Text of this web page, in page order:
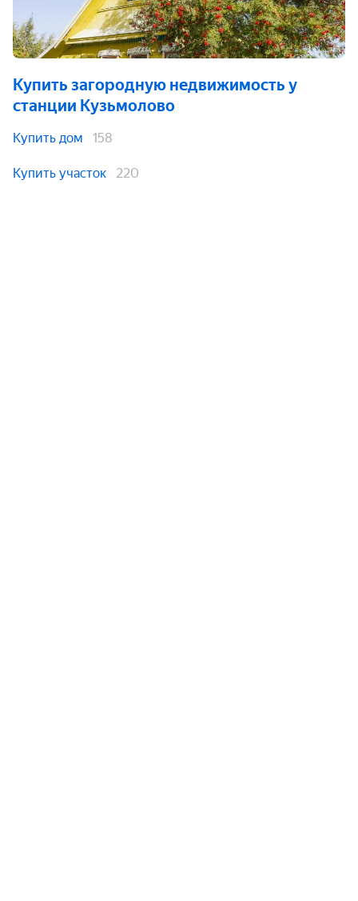
Купить загородную недвижимость у
станции Кузьмолово
Купить дом 158
Купить участок 220